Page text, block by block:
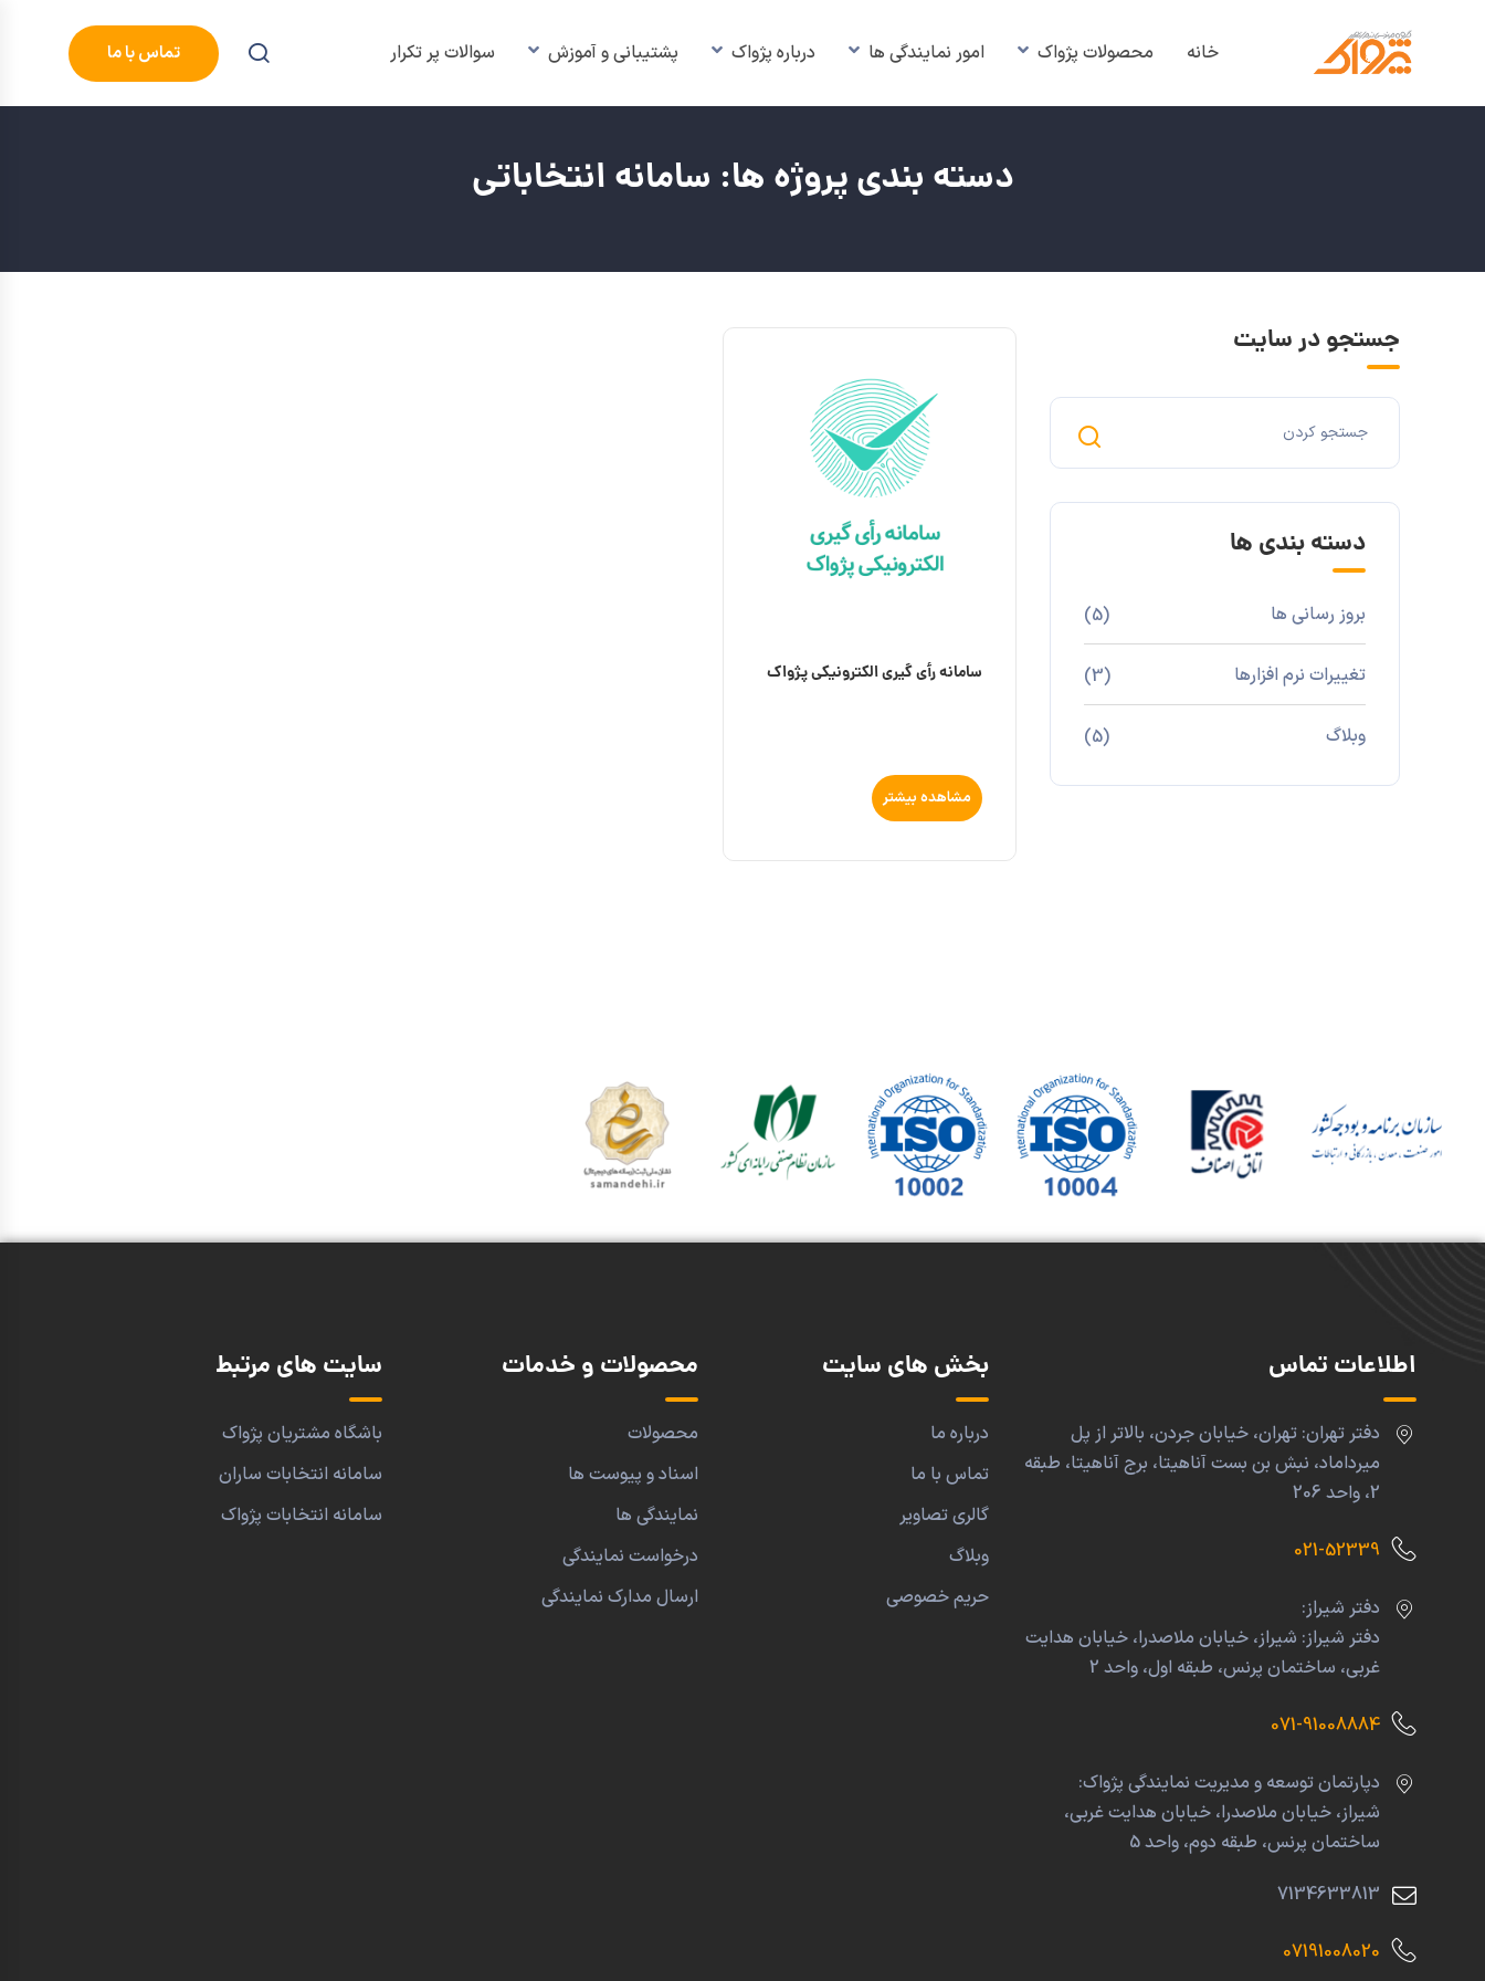
خانه محصولات پژواک امور نمایندگی ها درباره پژواک پشتیبانی و آموزش سوالات پر تکرار تماس با ما
دسته بندی پروژه ها: سامانه انتخاباتی
جستجو در سایت
دسته بندی ها
بروز رسانی ها (5)
تغییرات نرم افزارها (3)
وبلاگ (5)
سامانه رأی گیری الکترونیکی پژواک
مشاهده بیشتر
اطلاعات تماس
دفتر تهران: تهران، خیابان جردن، بالاتر از پل
میرداماد، نبش بن بست آناهیتا، برج آناهیتا، طبقه
2، واحد 206
021-52339
دفتر شیراز:
دفتر شیراز: شیراز، خیابان ملاصدرا، خیابان هدایت
غربی، ساختمان پرنس، طبقه اول، واحد 2
071-91008884
دپارتمان توسعه و مدیریت نمایندگی پژواک:
شیراز، خیابان ملاصدرا، خیابان هدایت غربی،
ساختمان پرنس، طبقه دوم، واحد 5
7134633813
07191008020
بخش های سایت
درباره ما
تماس با ما
گالری تصاویر
وبلاگ
حریم خصوصی
محصولات و خدمات
محصولات
اسناد و پیوست ها
نمایندگی ها
درخواست نمایندگی
ارسال مدارک نمایندگی
سایت های مرتبط
باشگاه مشتریان پژواک
سامانه انتخابات ساران
سامانه انتخابات پژواک